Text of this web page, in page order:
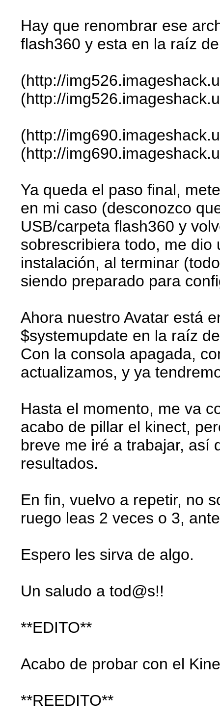
Hay que renombrar ese
flash360 y esta en la raíz
(http://
(http://
(http://
(http://
Ya queda el paso final,
en mi caso (desconozco
USB/carpeta flash360 y
sobrescribiera todo, me
instalación, al terminar
siendo preparado para
Ahora nuestro Avatar está
$systemupdate en la raíz
Con la consola apagada,
actualizamos, y ya
Hasta el momento, me va
acabo de pillar el kinect,
breve me iré a trabajar, así
resultados.
En fin, vuelvo a repetir, no
ruego leas 2 veces o 3,
Espero les sirva de algo.
Un saludo a tod@s!!
**EDITO**
Acabo de probar con el
**REEDITO**